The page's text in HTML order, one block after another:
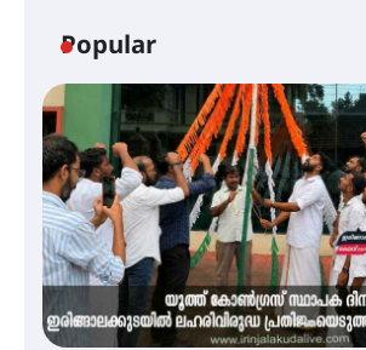
Popular
തിരനോട്ടം ‘അരങ്ങ്
ഐ.ടി.യു. ബാങ്കിലെ
നിക്ഷേപകർക്ക് പണം
ലഭ്യമാക്കാൻ കേന്ദ്ര-
സർക്കാരുകൾ
ഇടപെടണമെന്ന്
നിക്ഷേപക സംരക്ഷണ